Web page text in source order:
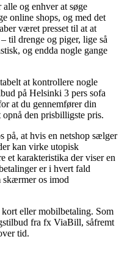
og enhver at søge
online shops, og med det
været presset til at at
til drenge og piger, lige så
og endda nogle gange
at kontrollere nogle
på Helsinki 3 pers sofa
at du gennemfører din
opnå den prisbilligste pris.
på, at hvis en netshop sælger
kan virke utopisk
et karakteristika der viser en
er i hvert fald
os imod
eller mobilbetaling. Som
fra fx ViaBill, såfremt
tid.